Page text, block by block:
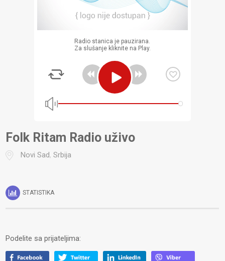
Radio stanica je pauzirana.
Za slušanje kliknite na Play.
Folk Ritam Radio uživo
Novi Sad,Srbija
STATISTIKA
Podelite sa prijateljima: